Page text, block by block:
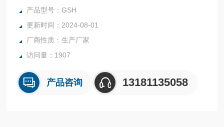
硅胶，油漆，医药，石油化工生产中的反应，蒸发，合成，聚
内表面采用镜面抛光，确保卫生洁净*。
所有反应釜均可接受客户的个性化定制。
产品型号：GSH
更新时间：2024-08-01
厂商性质：生产厂家
访问量：1907
产品咨询 13181135058